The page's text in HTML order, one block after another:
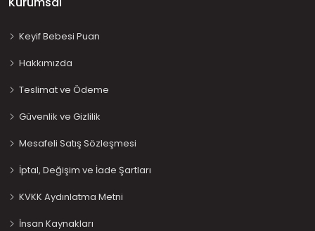
Keyif Bebesi Puan
Hakkımızda
Teslimat ve Ödeme
Güvenlik ve Gizlilik
Mesafeli Satış Sözleşmesi
İptal, Değişim ve İade Şartları
KVKK Aydınlatma Metni
İnsan Kaynakları